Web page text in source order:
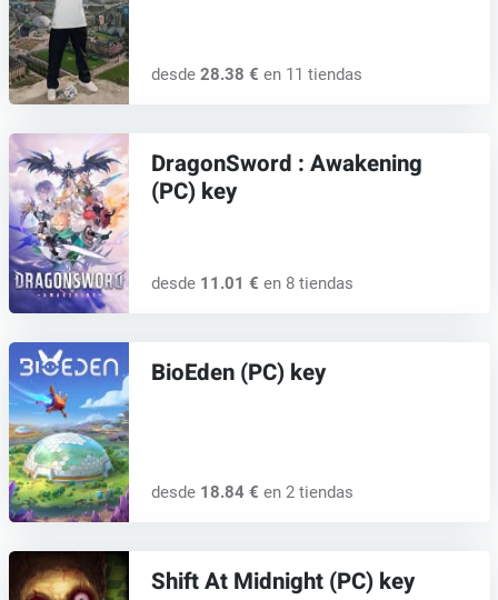
desde 28.38 € en 11 tiendas
DragonSword : Awakening
(PC) key
desde 11.01 € en 8 tiendas
BioEden (PC) key
desde 18.84 € en 2 tiendas
Shift At Midnight (PC) key